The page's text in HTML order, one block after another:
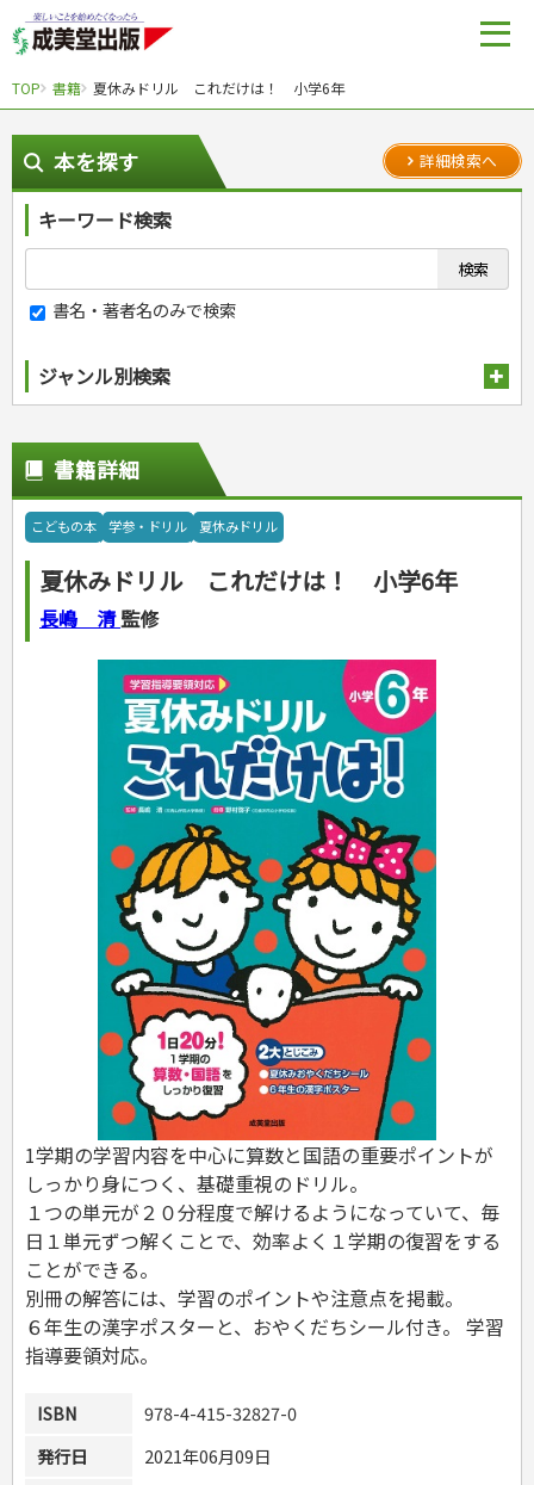
TOP 書籍 夏休みドリル これだけは！ 小学6年
本を探す 詳細検索へ
キーワード検索
書名・著者名のみで検索
ジャンル別検索
スポーツ
スポーツルール
野球
ゴルフ
ジュニアスポーツ
その他スポーツ
自然・アウトドア・ペット
アウトドア
犬・猫
園芸・野菜づくり
雑学
娯楽・ゲーム・占い
ナンプレ
ゲーム・マジック
家相・風水・占い
カルチャー・芸術・趣味
音楽・楽器
趣味・鑑賞・カメラ
辞典
語学・旅行会話
運転免許
原付・二輪
生活・暮らし
料理
料理・レシピ
各国料理
お弁当
健康メニュー・ダイエット
調理器具クッキング
お菓子・ケーキ・パン
飲み物・お酒
手芸・クラフト
ソーイング
クラフト
インテリア・ハウジング
収納・掃除・暮らし
美容・ファッション
ダイエット・エクササイズ
メイク・ネイル・ヘア
着物・着つけ
冠婚葬祭・手紙・ペン字
冠婚葬祭・スピーチ・マナー
手紙・ペン字
妊娠・出産・育児
妊娠・出産・育児
離乳食・幼児食・こどもレシピ
健康と保育
家庭医学・健康
ツボ・マッサージ
家庭医学・病気
健康知識
生活習慣病
看護・介護
看護一般
介護一般
保育・教育
パネルシアター
こどもの本
児童一般
おりがみ・あやとり
なぞなぞ・ゲーム
占い・心理ゲーム
のりもの・ずかん
読み物・絵本
音と光のでる絵本
学参・ドリル
夏休みドリル
総復習ドリル
学習・地図
自由研究・読書感想文
えんぴつちょう
就職活動
就職活動
公務員試験
資格試験
検定試験・資格試験
英語検定・TOEIC
漢字検定・数学検定
簿記検定
看護・薬学
ケアマネジャー
介護・社会福祉士
保育士
司法書士・社労士
行政書士・宅建
衛生管理・運行管理
建築・土木
電気・危険物
調理師
スキル・キャリアアップ
危険物取扱者
消防設備士
登録販売者
その他資格試験
経営・経済・法律
マネー・株・資産
ビジネス・法律
簿記・経理・税金・保険
その他ビジネス
自己啓発
ビジネス読み物
国内・海外旅行
国外旅行
国内旅行
地理・歴史
地理・地図
成美文庫
その他文庫
ダイアリー
プラチナダイアリー プレステージ
書籍詳細
こどもの本 学参・ドリル 夏休みドリル
夏休みドリル これだけは！ 小学6年
長嶋 清監修
1学期の学習内容を中心に算数と国語の重要ポイントが
しっかり身につく、基礎重視のドリル。
１つの単元が２０分程度で解けるようになっていて、毎
日１単元ずつ解くことで、効率よく１学期の復習をする
ことができる。
別冊の解答には、学習のポイントや注意点を掲載。
６年生の漢字ポスターと、おやくだちシール付き。 学習
指導要領対応。
ISBN
978-4-415-32827-0
発行日
2021年06月09日